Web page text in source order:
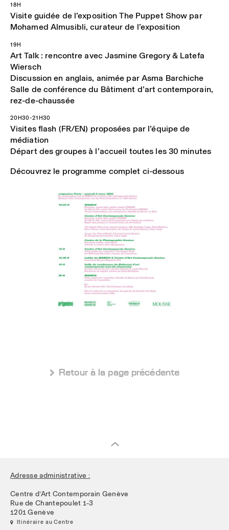
18H
Visite guidée de l’exposition The Puppet Show par
Mohamed Almusibli, curateur de l’exposition
19H
Art Talk : rencontre avec Jasmine Gregory & Latefa
Wiersch
Discussion en anglais, animée par Asma Barchiche
Salle de conférence du Bâtiment d’art contemporain,
rez-de-chaussée
20H30-21H30
Visites flash (FR/EN) proposées par l’équipe de
médiation
Départ des groupes à l’accueil toutes les 30 minutes
Découvrez le programme complet ci-dessous
 Retour à la page précédente
Adresse administrative :
Centre d’Art Contemporain Genève
Rue de Chantepoulet 1-3
1201 Genève
 Itinéraire au Centre